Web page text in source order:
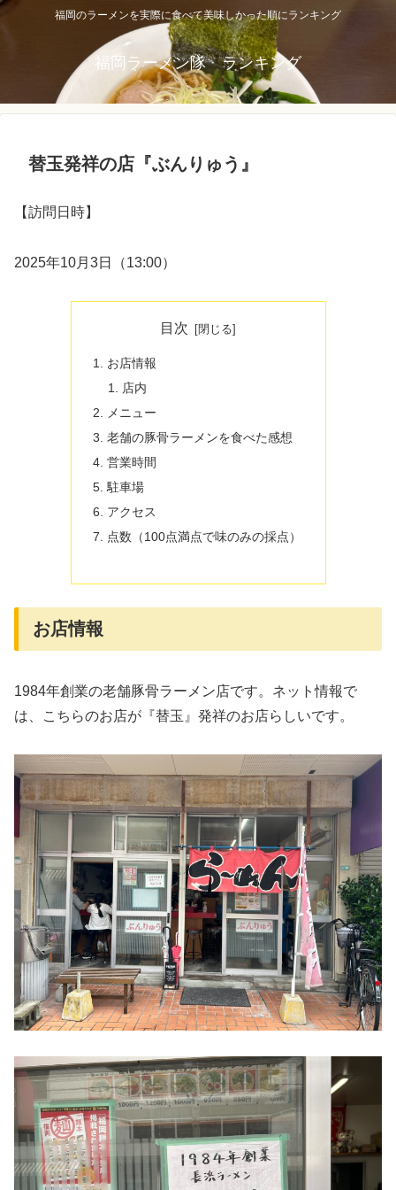
福岡のラーメンを実際に食べて美味しかった順にランキング
福岡ラーメン隊 ランキング
替玉発祥の店『ぶんりゅう』
【訪問日時】
2025年10月3日（13:00）
目次
お店情報
店内
メニュー
老舗の豚骨ラーメンを食べた感想
営業時間
駐車場
アクセス
点数（100点満点で味のみの採点）
お店情報
1984年創業の老舗豚骨ラーメン店です。ネット情報で
は、こちらのお店が『替玉』発祥のお店らしいです。